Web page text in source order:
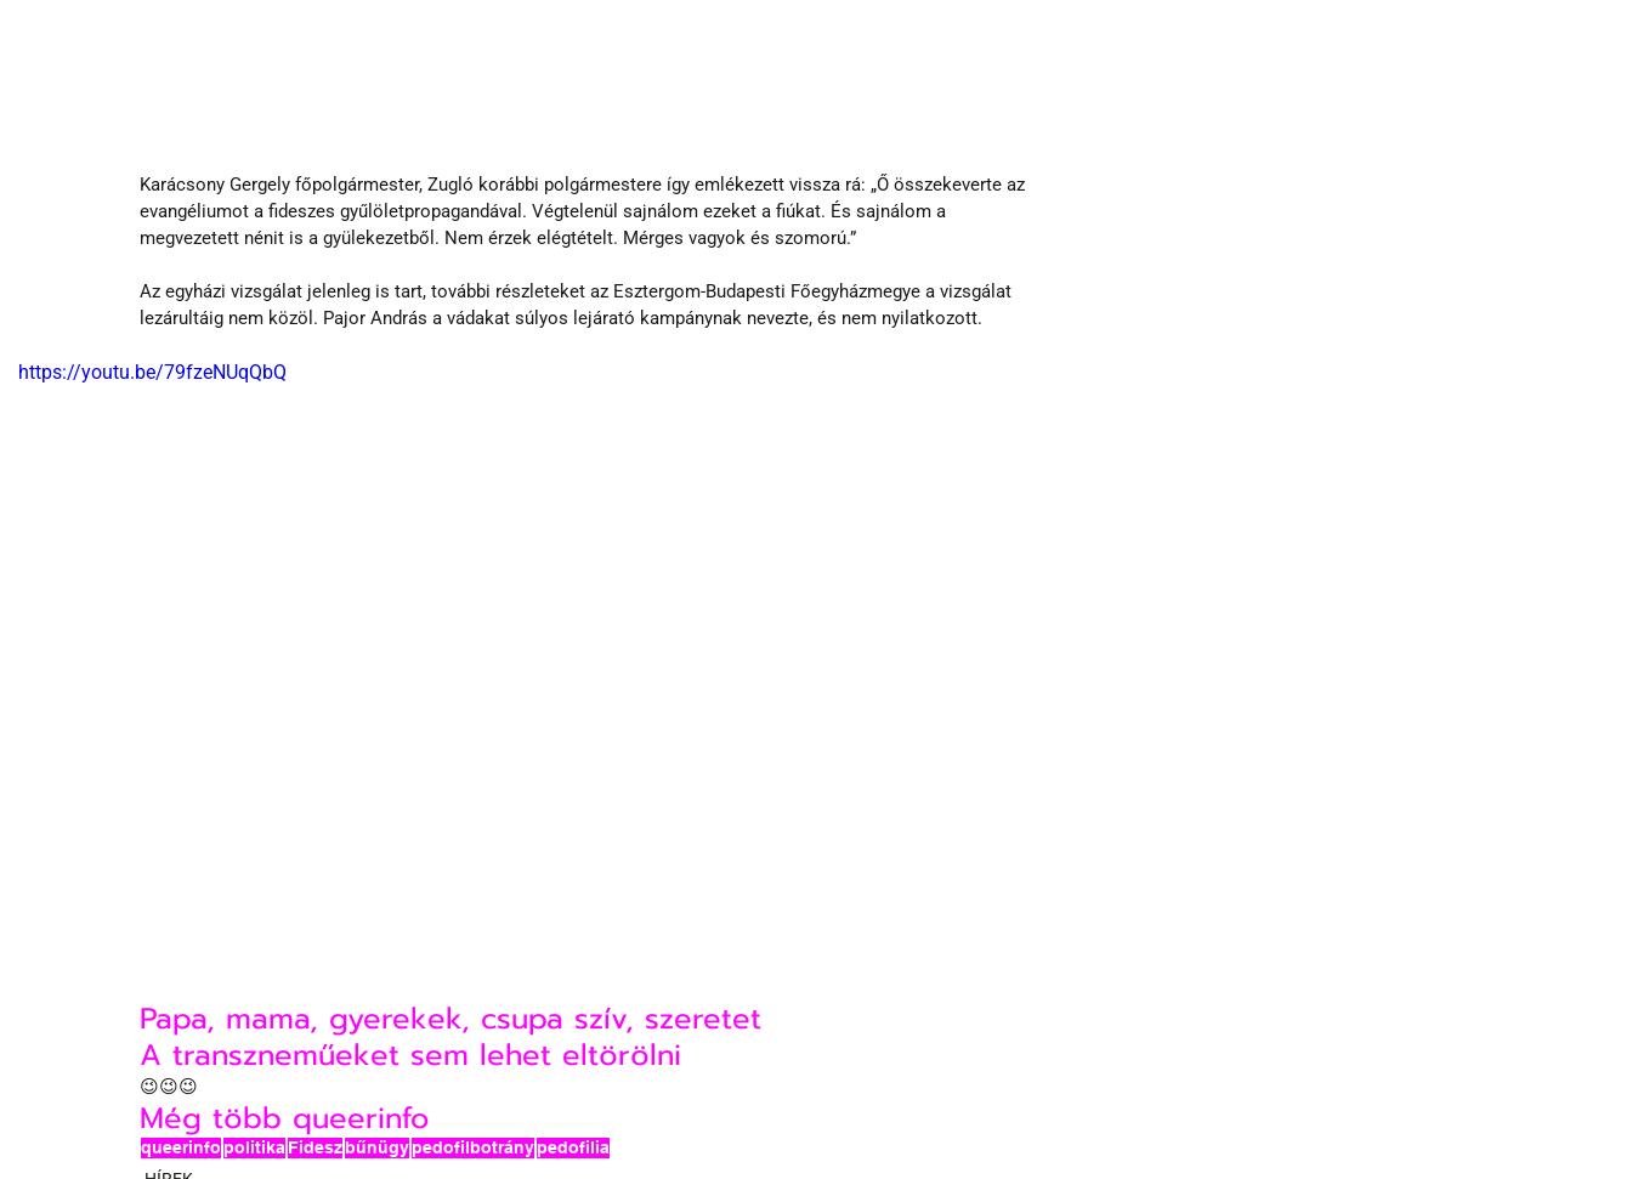
Karácsony Gergely főpolgármester, Zugló korábbi polgármestere így emlékezett vissza rá: „Ő összekeverte az
evangéliumot a fideszes gyűlöletpropagandával. Végtelenül sajnálom ezeket a fiúkat. És sajnálom a
megvezetett nénit is a gyülekezetből. Nem érzek elégtételt. Mérges vagyok és szomorú.”
Az egyházi vizsgálat jelenleg is tart, további részleteket az Esztergom-Budapesti Főegyházmegye a vizsgálat
lezárultáig nem közöl. Pajor András a vádakat súlyos lejárató kampánynak nevezte, és nem nyilatkozott.
https://youtu.be/79fzeNUqQbQ
Papa, mama, gyerekek, csupa szív, szeretet
A transzneműeket sem lehet eltörölni
😉😉😉
Még több queerinfo
queerinfopolitika Fideszbűnügypedofilbotránypedofilia